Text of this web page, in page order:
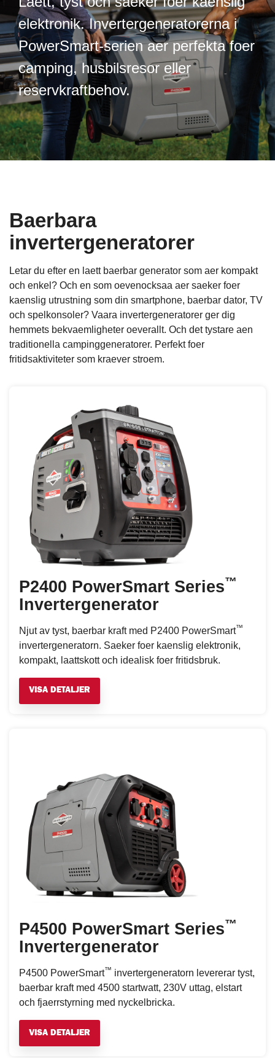
elektronik. Invertergeneratorerna i
PowerSmart-serien aer perfekta foer
camping, husbilsresor eller
reservkraftbehov.
Baerbara
invertergeneratorer
Letar du efter en laett baerbar generator som aer kompakt
och enkel? Och en som oevenocksaa aer saeker foer
kaenslig utrustning som din smartphone, baerbar dator, TV
och spelkonsoler? Vaara invertergeneratorer ger dig
hemmets bekvaemligheter oeverallt. Och det tystare aen
traditionella campinggeneratorer. Perfekt foer
fritidsaktiviteter som kraever stroem.
P2400 PowerSmart Series™
Invertergenerator
Njut av tyst, baerbar kraft med P2400 PowerSmart™
invertergeneratorn. Saeker foer kaenslig elektronik,
kompakt, laattskott och idealisk foer fritidsbruk.
VISA DETALJER
P4500 PowerSmart Series™
Invertergenerator
P4500 PowerSmart™ invertergeneratorn levererar tyst,
baerbar kraft med 4500 startwatt, 230V uttag, elstart
och fjaerrstyrning med nyckelbricka.
VISA DETALJER